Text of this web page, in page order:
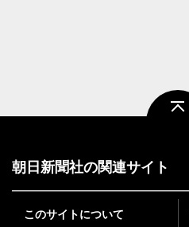
朝日新聞社の関連サイト
このサイトについて